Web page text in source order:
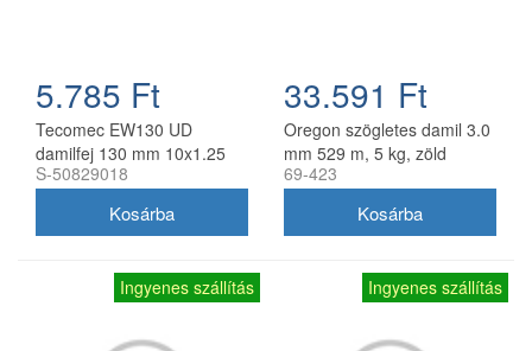
5.785 Ft
Tecomec EW130 UD
damilfej 130 mm 10x1.25
balos belső menettel
S-50829018
33.591 Ft
Oregon szögletes damil 3.0
mm 529 m, 5 kg, zöld
69-423
Ingyenes szállítás Ingyenes szállítás